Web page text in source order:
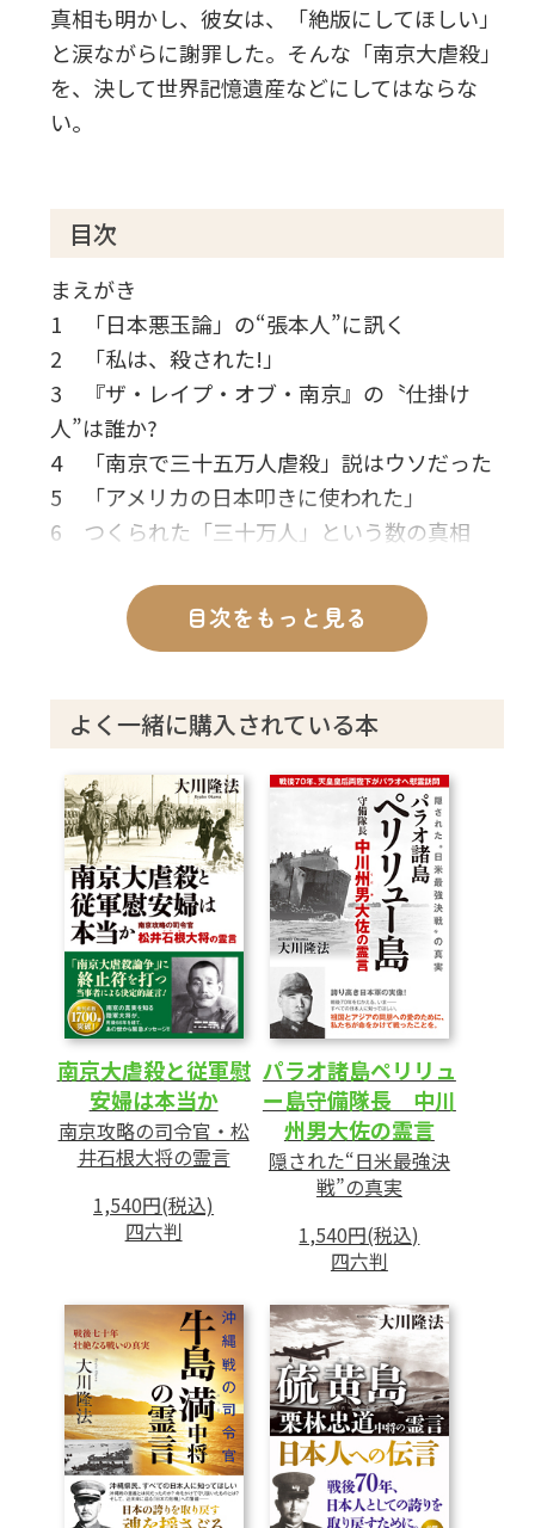
真相も明かし、彼女は、「絶版にしてほしい」
と涙ながらに謝罪した。そんな「南京大虐殺」
を、決して世界記憶遺産などにしてはならな
い。
目次
まえがき
1 「日本悪玉論」の“張本人”に訊く
2 「私は、殺された!」
3 『ザ・レイプ・オブ・南京』の〝仕掛け
人”は誰か?
4 「南京で三十五万人虐殺」説はウソだった
5 「アメリカの日本叩きに使われた」
6 つくられた「三十万人」という数の真相
られた」
8 著書『ザ・レイプ・オブ・南京』の隠され
9 アイリス・チャンが「死後に見た真実」と
は
10 「私の本を絶版にしてほしい」
11 「南京大虐殺はなかった。ごめんなさ
い」
12 アイリス・チャンの霊言を終えて
あとがき
目次をもっと見る
よく一緒に購入されている本
南京大虐殺と従軍慰
安婦は本当か
南京攻略の司令官・松
井石根大将の霊言
1,540円(税込)
四六判
パラオ諸島ペリリュ
ー島守備隊長 中川
州男大佐の霊言
隠された“日米最強決
戦”の真実
1,540円(税込)
四六判